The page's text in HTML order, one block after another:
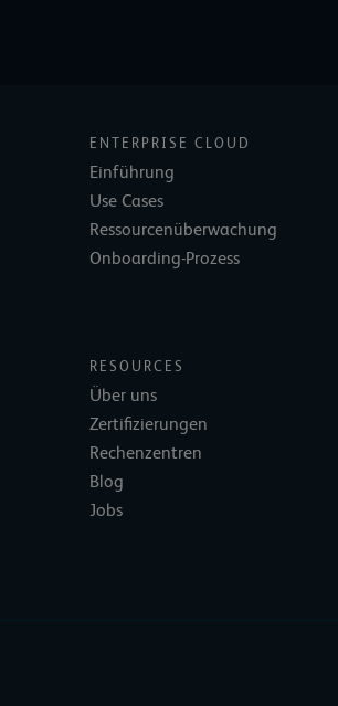
ENTERPRISE CLOUD
Einführung
Use Cases
Ressourcenüberwachung
Onboarding-Prozess
RESOURCES
Über uns
Zertifizierungen
Rechenzentren
Blog
Jobs